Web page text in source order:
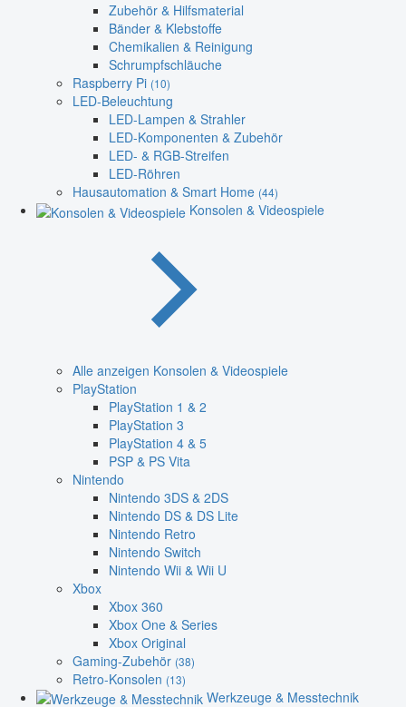
Zubehör & Hilfsmaterial
Bänder & Klebstoffe
Chemikalien & Reinigung
Schrumpfschläuche
Raspberry Pi (10)
LED-Beleuchtung
LED-Lampen & Strahler
LED-Komponenten & Zubehör
LED- & RGB-Streifen
LED-Röhren
Hausautomation & Smart Home (44)
Konsolen & Videospiele
Alle anzeigen Konsolen & Videospiele
PlayStation
PlayStation 1 & 2
PlayStation 3
PlayStation 4 & 5
PSP & PS Vita
Nintendo
Nintendo 3DS & 2DS
Nintendo DS & DS Lite
Nintendo Retro
Nintendo Switch
Nintendo Wii & Wii U
Xbox
Xbox 360
Xbox One & Series
Xbox Original
Gaming-Zubehör (38)
Retro-Konsolen (13)
Werkzeuge & Messtechnik